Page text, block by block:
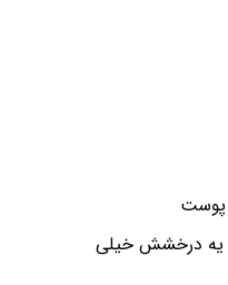
یه درخشش خیلی